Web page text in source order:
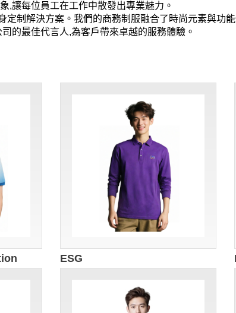
,讓每位員工在工作中散發出專業魅力。
制解決方案。我們的商務制服融合了時尚元素與功
的最佳代言人,為客戶帶來卓越的服務體驗。
ESG